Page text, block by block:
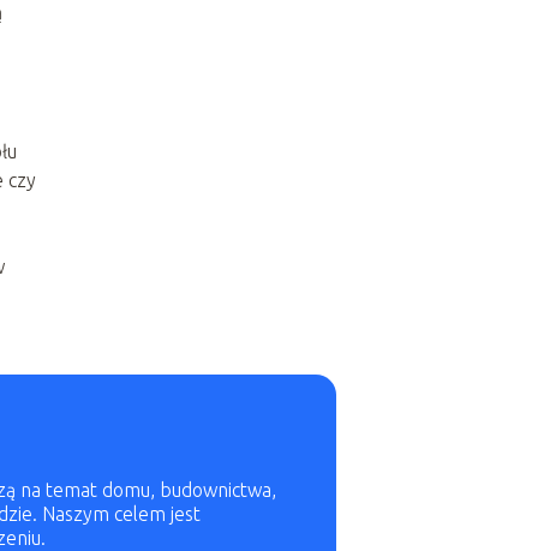
czy
na temat domu, budownictwa,
Naszym celem jest